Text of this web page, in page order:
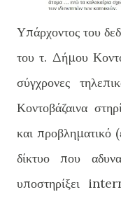
Υπάρχοντος του
του τ. Δήμου
σύγχρονες
Κοντοβάζαινα
και προβληματικό
δίκτυο που
υποστηρίξει